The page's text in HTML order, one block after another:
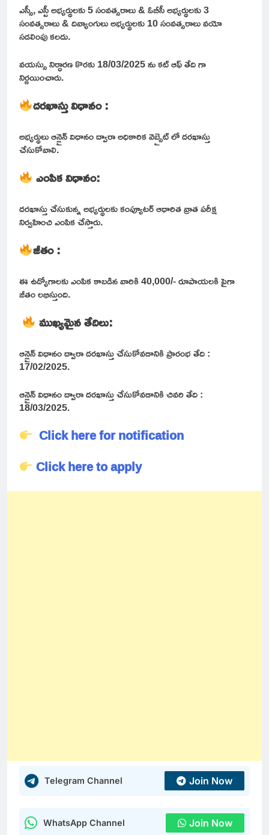
ఎస్సీ, ఎస్టీ అభ్యర్థులకు 5 సంవత్సరాలు & ఓబీసీ అభ్యర్థులకు 3
సంవత్సరాలు & దివ్యాంగులు అభ్యర్థులకు 10 సంవత్సరాలు వయో
సడలింపు కలదు.
వయస్సు నిర్ధారణ కొరకు 18/03/2025 ను కట్ ఆఫ్ తేది గా
నిర్ణయించారు.
దరఖాస్తు విధానం :
అభ్యర్థులు ఆన్లైన్ విధానం ద్వారా అధికారిక వెబ్సైట్ లో దరఖాస్తు
చేసుకోవాలి.
ఎంపిక విధానం:
దరఖాస్తు చేసుకున్న అభ్యర్థులకు కంప్యూటర్ ఆధారిత వ్రాత పరీక్ష
నిర్వహించి ఎంపిక చేస్తారు.
జీతం :
ఈ ఉద్యోగాలకు ఎంపిక కాబడిన వారికి 40,000/- రూపాయలకి పైగా
జీతం లభిస్తుంది.
ముఖ్యమైన తేదిలు:
ఆన్లైన్ విధానం ద్వారా దరఖాస్తు చేసుకోవడానికి ప్రారంభ తేది :
17/02/2025.
ఆన్లైన్ విధానం ద్వారా దరఖాస్తు చేసుకోవడానికి చివరి తేది :
18/03/2025.
Click here for notification
Click here to apply
Telegram Channel Join Now
WhatsApp Channel Join Now